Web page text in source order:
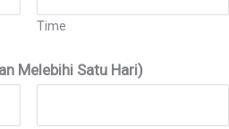
Time
Melebihi Satu Hari)